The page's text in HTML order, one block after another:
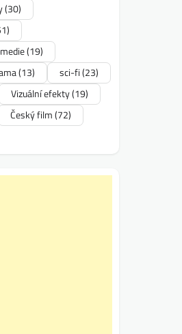
(30)
(19)
(13) sci-fi(23)
Vizuální efekty(19)
Český film(72)